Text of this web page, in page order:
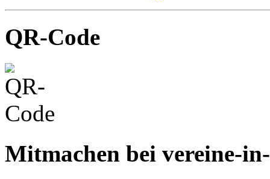
QR-Code
Mitmachen bei vereine-